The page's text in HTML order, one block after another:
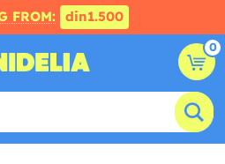
FROM: din1.500
0